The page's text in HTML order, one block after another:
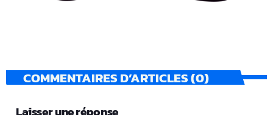
COMMENTAIRES D’ARTICLES (0)